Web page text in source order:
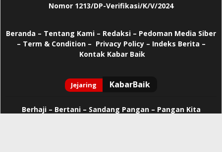
Nomor 1213/DP-Verifikasi/K/V/2024
Beranda – Tentang Kami – Redaksi – Pedoman Media Siber
– Term & Condition – Privacy Policy– Indeks Berita –
Kontak Kabar Baik
Berhaji– Bertani – Sandang Pangan – Pangan Kita